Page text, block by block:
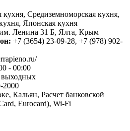
кухня, Средиземноморская кухня,
Японская кухня
Ленина 31 Б, Ялта, Крым
+7 (3654) 23-09-28, +7 (978) 902-
- 00:00
выходных
2000
Кальян, Расчет банковской
Eurocard), Wi-Fi